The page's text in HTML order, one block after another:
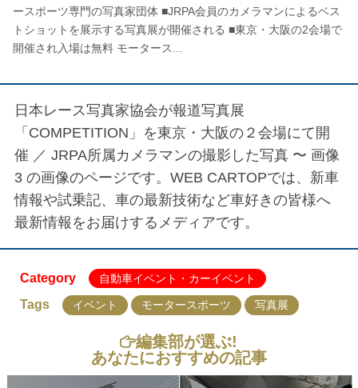
ースポーツ専門の写真家団体 ■JRPA会員のカメラマンによるベス
トショットを展示する写真展が開催される ■東京・大阪の2会場で
開催され入場は無料 モータース...
日本レース写真家協会が報道写真展
「COMPETITION」を東京・大阪の２会場にて開
催 ／ JRPA所属カメラマンの撮影した写真 〜 画像
3 の画像のページです。WEB CARTOPでは、新車
情報や試乗記、車の最新技術など車好きの皆様へ
最新情報をお届けするメディアです。
Category 自動車イベント・カーイベント
Tags イベント モータースポーツ 写真展
編集部が選ぶ!
あなたにおすすめの記事